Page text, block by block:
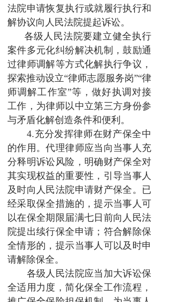
法院申请恢复执行或就履行执行和
解协议向人民法院提起诉讼。
各级人民法院要建立健全执行
案件多元化纠纷解决机制，鼓励通
过律师调解等方式化解执行争议，
探索推动设立“律师志愿服务岗”“律
师调解工作室”等，做好执调对接
工作，为律师以中立第三方身份参
与矛盾化解创造条件和便利。
4.充分发挥律师在财产保全中
的作用。代理律师应当向当事人充
分释明诉讼风险，明确财产保全对
其实现权益的重要性，引导当事人
及时向人民法院申请财产保全。已
经采取保全措施的，提示当事人可
以在保全期限届满七日前向人民法
院提出续行保全申请；符合解除保
全情形的，提示当事人可以及时申
请解除保全。
各级人民法院应当加大诉讼保
全适用力度，简化保全工作流程，